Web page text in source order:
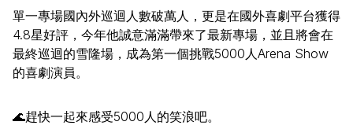
單一專場國內外巡迴人數破萬人，更是在國外喜劇平台獲得
4.8星好評，今年他誠意滿滿帶來了最新專場，並且將會在
最終巡迴的雪隆場，成為第一個挑戰5000人Arena Show
的喜劇演員。
🌊趕快一起來感受5000人的笑浪吧。